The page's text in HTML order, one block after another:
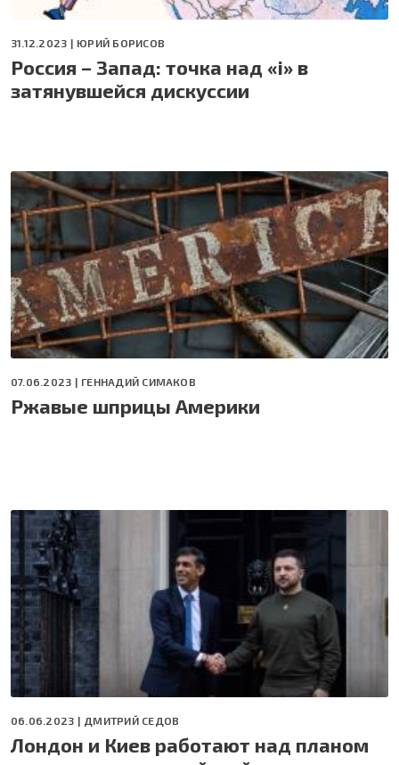
31.12.2023 | ЮРИЙ БОРИСОВ
Россия – Запад: точка над «i» в
затянувшейся дискуссии
07.06.2023 | ГЕННАДИЙ СИМАКОВ
Ржавые шприцы Америки
06.06.2023 | ДМИТРИЙ СЕДОВ
Лондон и Киев работают над планом